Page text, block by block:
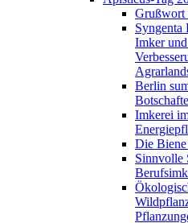
Grußwort
Syngenta
Imker
Berlin
Imkerei
Die
Sinnvolle